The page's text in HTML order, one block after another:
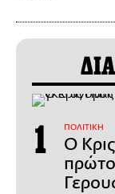
ΠΟΛΙΤΙΚΗ
Ο